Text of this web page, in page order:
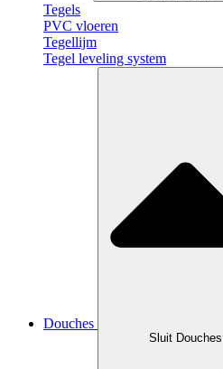
Tegels
PVC vloeren
Tegellijm
Tegel leveling system
Douches
Sluit Douches